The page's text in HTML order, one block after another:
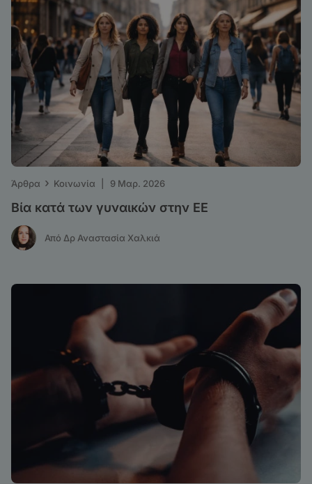
Άρθρα › Κοινωνία 9 Μαρ. 2026
Βία κατά των γυναικών στην ΕΕ
Από Δρ Αναστασία Χαλκιά